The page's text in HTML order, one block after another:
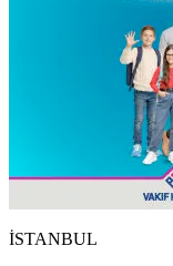
İSTANBUL